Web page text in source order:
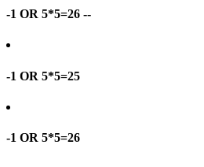
-1 OR 5*5=26 --
-1 OR 5*5=25
-1 OR 5*5=26